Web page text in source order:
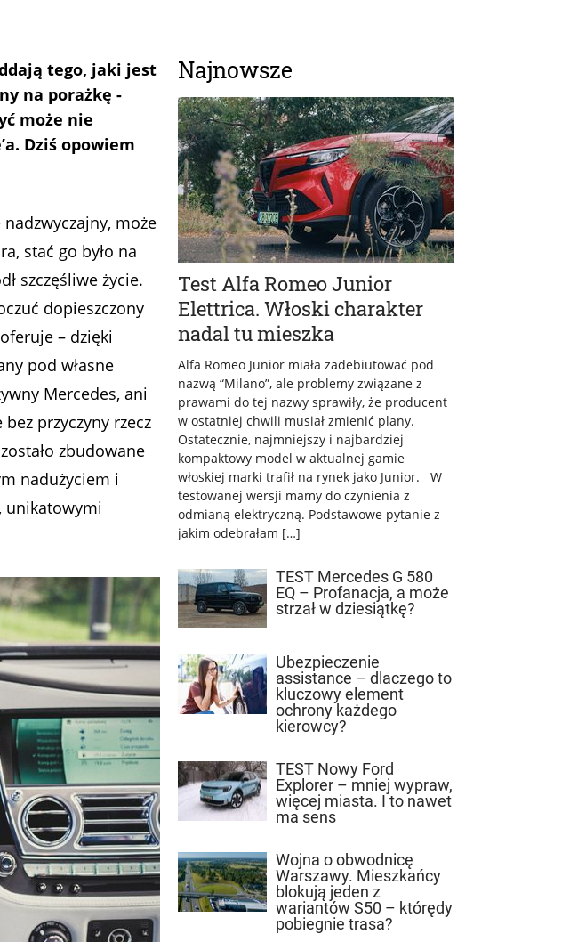
tego, jaki jest
na porażkę -
może nie
Dziś opowiem
może
stać go było na
szczęśliwe życie.
dopieszczony
– dzięki
pod własne
Mercedes, ani
przyczyny rzecz
zbudowane
nadużyciem i
unikatowymi
Najnowsze
Test Alfa Romeo Junior
Elettrica. Włoski charakter
nadal tu mieszka
Alfa Romeo Junior miała zadebiutować pod
nazwą “Milano”, ale problemy związane z
prawami do tej nazwy sprawiły, że producent
w ostatniej chwili musiał zmienić plany.
Ostatecznie, najmniejszy i najbardziej
kompaktowy model w aktualnej gamie
włoskiej marki trafił na rynek jako Junior. W
testowanej wersji mamy do czynienia z
odmianą elektryczną. Podstawowe pytanie z
jakim odebrałam […]
TEST Mercedes G 580
EQ – Profanacja, a może
strzał w dziesiątkę?
Ubezpieczenie
assistance – dlaczego to
kluczowy element
ochrony każdego
kierowcy?
TEST Nowy Ford
Explorer – mniej wypraw,
więcej miasta. I to nawet
ma sens
Wojna o obwodnicę
Warszawy. Mieszkańcy
blokują jeden z
wariantów S50 – którędy
pobiegnie trasa?